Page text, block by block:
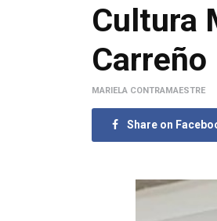
Cultura
Carreño
MARIELA CONTRAMAESTRE
Share on